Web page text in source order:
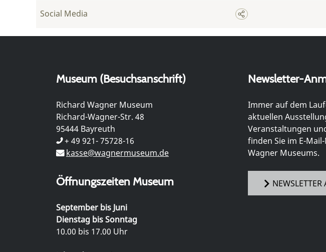
Social Media
Museum (Besuchsanschrift)
Richard Wagner Museum
Richard-Wagner-Str. 48
95444 Bayreuth
+ 49 921- 75728-16
kasse@wagnermuseum.de
Öffnungszeiten Museum
September bis Juni
Dienstag bis Sonntag
10.00 bis 17.00 Uhr
Newsletter-
Immer auf dem
aktuellen
Veranstaltungen
finden Sie im E-
Wagner Museums.